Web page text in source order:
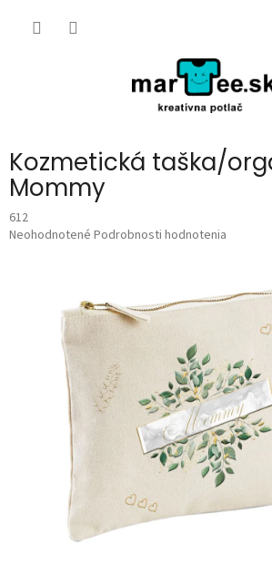
Kozmetická taška/
Mommy
612
Priemerné
hviezdičiek.
Neohodnotené Podrobnosti hodnotenia